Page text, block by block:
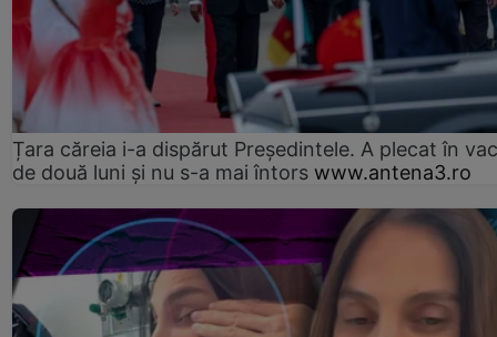
Țara căreia i-a dispărut Președintele. A plecat în
de două luni și nu s-a mai întors www.antena3.ro